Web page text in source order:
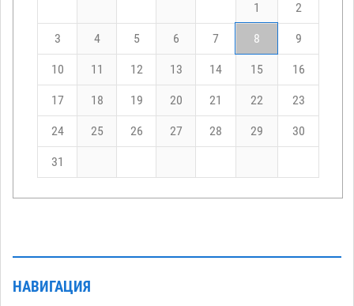
1 2
3 4 5 6 7 8 9
10 11 12 13 14 15 16
17 18 19 20 21 22 23
24 25 26 27 28 29 30
31
НАВИГАЦИЯ